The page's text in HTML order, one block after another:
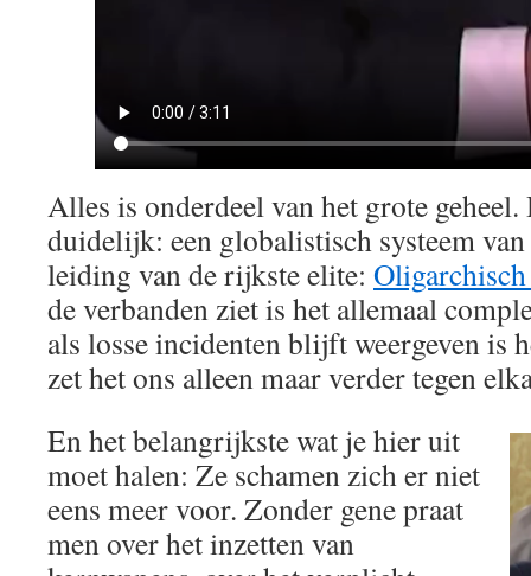
Alles is onderdeel van het grote
duidelijk: een globalistisch systeem
leiding van de rijkste elite:
de verbanden ziet is het allemaal
als losse incidenten blijft weergeven is
zet het ons alleen maar verder tegen
En het belangrijkste wat je hier uit
moet halen: Ze schamen zich er niet
eens meer voor. Zonder gene praat
men over het inzetten van